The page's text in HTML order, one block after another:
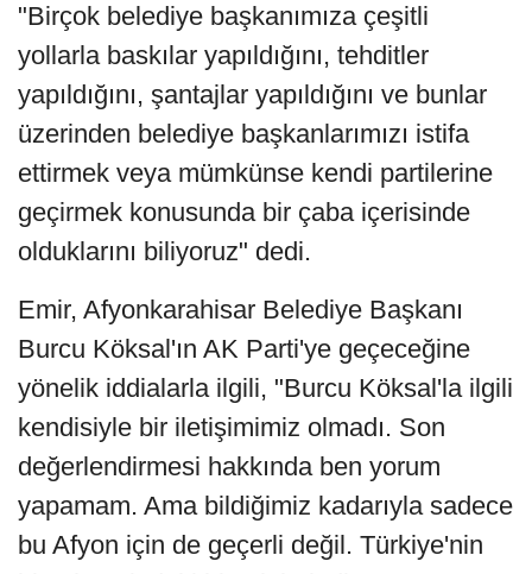
"Birçok belediye başkanımıza çeşitli
yollarla baskılar yapıldığını, tehditler
yapıldığını, şantajlar yapıldığını ve bunlar
üzerinden belediye başkanlarımızı istifa
ettirmek veya mümkünse kendi partilerine
geçirmek konusunda bir çaba içerisinde
olduklarını biliyoruz" dedi.
Emir, Afyonkarahisar Belediye Başkanı
Burcu Köksal'ın AK Parti'ye geçeceğine
yönelik iddialarla ilgili, "Burcu Köksal'la ilgili
kendisiyle bir iletişimimiz olmadı. Son
değerlendirmesi hakkında ben yorum
yapamam. Ama bildiğimiz kadarıyla sadece
bu Afyon için de geçerli değil. Türkiye'nin